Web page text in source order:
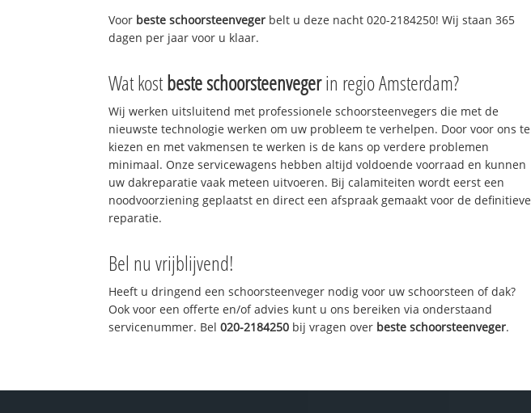
Voor beste schoorsteenveger belt u deze nacht 020-2184250! Wij staan 365
dagen per jaar voor u klaar.
Wat kostbeste schoorsteenvegerin regio Amsterdam?
Wij werken uitsluitend met professionele schoorsteenvegers die met de
nieuwste technologie werken om uw probleem te verhelpen. Door voor ons te
kiezen en met vakmensen te werken is de kans op verdere problemen
minimaal. Onze servicewagens hebben altijd voldoende voorraad en kunnen
uw dakreparatie vaak meteen uitvoeren. Bij calamiteiten wordt eerst een
noodvoorziening geplaatst en direct een afspraak gemaakt voor de definitieve
reparatie.
Bel nu vrijblijvend!
Heeft u dringend een schoorsteenveger nodig voor uw schoorsteen of dak?
Ook voor een offerte en/of advies kunt u ons bereiken via onderstaand
servicenummer. Bel020-2184250 bij vragen over beste schoorsteenveger.